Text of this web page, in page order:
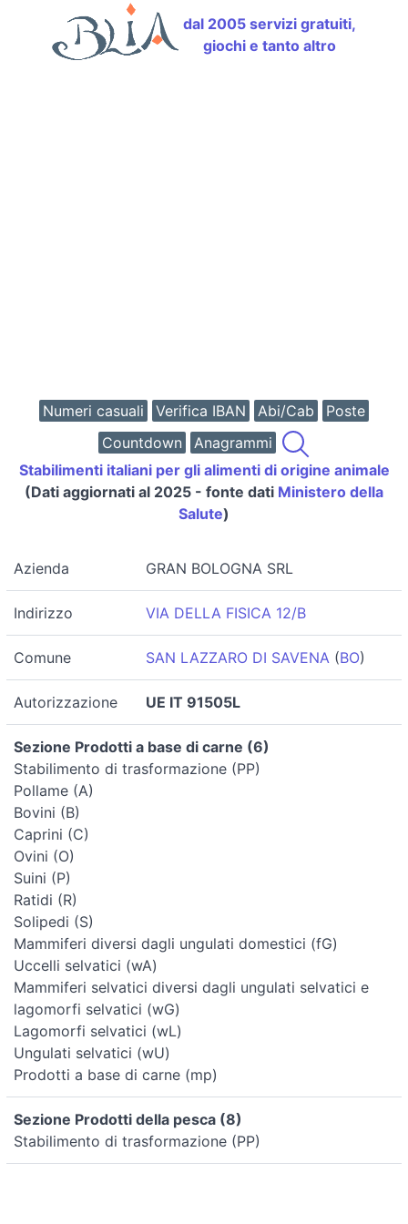
dal 2005 servizi gratuiti,
giochi e tanto altro
Numeri casuali Verifica IBAN Abi/Cab
Poste
Countdown
Anagrammi
Stabilimenti italiani per gli alimenti di origine animale
(Dati aggiornati al 2025 - fonte dati Ministero della
Salute)
Azienda GRAN BOLOGNA SRL
Indirizzo VIA DELLA FISICA 12/B
Comune SAN LAZZARO DI SAVENA (BO)
Autorizzazione UE IT 91505L
Sezione Prodotti a base di carne (6)
Stabilimento di trasformazione (PP)
Pollame (A)
Bovini (B)
Caprini (C)
Ovini (O)
Suini (P)
Ratidi (R)
Solipedi (S)
Mammiferi diversi dagli ungulati domestici (fG)
Uccelli selvatici (wA)
Mammiferi selvatici diversi dagli ungulati selvatici e
lagomorfi selvatici (wG)
Lagomorfi selvatici (wL)
Ungulati selvatici (wU)
Prodotti a base di carne (mp)
Sezione Prodotti della pesca (8)
Stabilimento di trasformazione (PP)